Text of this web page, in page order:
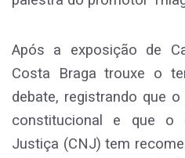
Após a exposição de
Costa Braga trouxe o
debate, registrando que
constitucional e que o
Justiça (CNJ) tem